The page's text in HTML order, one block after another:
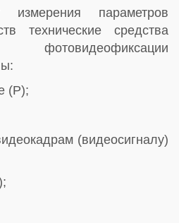
параметров
технические средства
фотовидеофиксации
(Р);
(видеосигналу)